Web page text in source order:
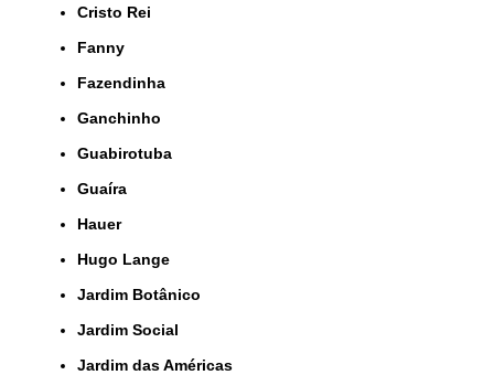
Cristo Rei
Fanny
Fazendinha
Ganchinho
Guabirotuba
Guaíra
Hauer
Hugo Lange
Jardim Botânico
Jardim Social
Jardim das Américas